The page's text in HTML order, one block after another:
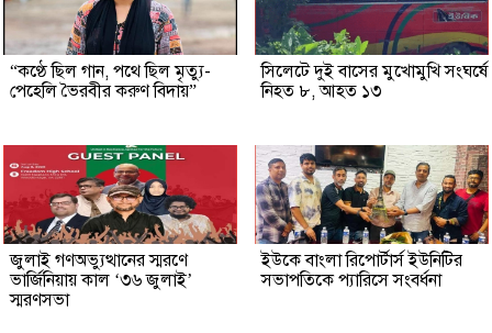
“কণ্ঠে ছিল গান, পথে ছিল মৃত্যু-
পেহেলি ভৈরবীর করুণ বিদায়”
সিলেটে দুই বাসের মুখোমুখি সংঘর্ষে
নিহত ৮, আহত ১৩
জুলাই গণঅভ্যুত্থানের স্মরণে
ভার্জিনিয়ায় কাল ‘৩৬ জুলাই’
স্মরণসভা
ইউকে বাংলা রিপোর্টার্স ইউনিটির
সভাপতিকে প্যারিসে সংবর্ধনা